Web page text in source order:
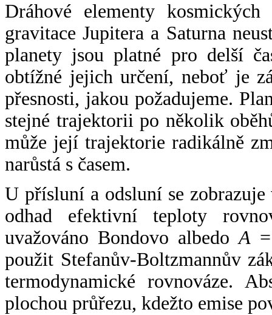
Dráhové elementy
gravitace Jupitera a Saturna
planety jsou platné pro delší
obtížné jejich určení, neboť je
přesnosti, jakou požadujeme.
stejné trajektorii po několik
může její trajektorie radikálně
narůstá s časem.
U přísluní a odsluní se
odhad efektivní teploty
uvažováno Bondovo albedoA
použit Stefanův-Boltzmannův
termodynamické rovnováze.
plochou průřezu, kdežto emise